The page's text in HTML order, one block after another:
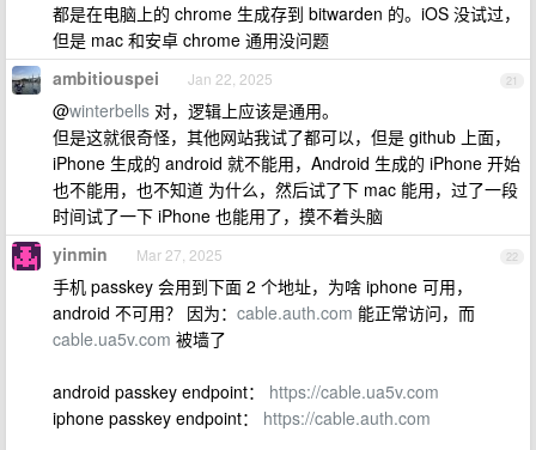
都是在电脑上的 chrome 生成存到 bitwarden 的。iOS 没试过，
但是 mac 和安卓 chrome 通用没问题
21
ambitiouspei Jan 22, 2025
@winterbells 对，逻辑上应该是通用。
但是这就很奇怪，其他网站我试了都可以，但是 github 上面，
iPhone 生成的 android 就不能用，Android 生成的 iPhone 开始
也不能用，也不知道 为什么，然后试了下 mac 能用，过了一段
时间试了一下 iPhone 也能用了，摸不着头脑
22
yinmin Mar 27, 2025
手机 passkey 会用到下面 2 个地址，为啥 iphone 可用，
android 不可用？ 因为： cable.auth.com 能正常访问，而
cable.ua5v.com 被墙了
android passkey endpoint： https://cable.ua5v.com
iphone passkey endpoint： https://cable.auth.com